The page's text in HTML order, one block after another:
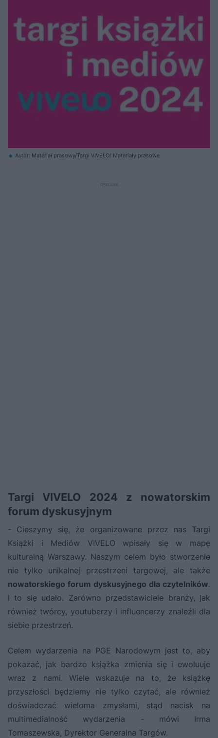
Autor: Materiał prasowy/Targi VIVELO/ Materiały prasowe
Targi VIVELO 2024 z nowatorskim
forum dyskusyjnym
- Cieszymy się, że organizowane przez nas Targi
Książki i Mediów VIVELO wpisały się w mapę
kulturalną Warszawy. Naszym celem było stworzenie
nie tylko unikalnej przestrzeni targowej, ale także
nowatorskiego forum dyskusyjnego dla czytelników.
I to się udało. Zarówno przedstawiciele branży, jak
również twórcy, youtuberzy i influencerzy znaleźli dla
siebie przestrzeń.
Celem wydarzenia na PGE Narodowym jest to, aby
pokazać, jak bardzo książka zmienia się i ewoluuje
wraz z nami. Wiele wskazuje na to, że książkę
przyszłości będziemy nie tylko czytać, ale również
doświadczać wieloma zmysłami, stąd nacisk na
multimedialność wydarzenia - mówi Irma
Tomaszewska, Dyrektor Generalna Targów.